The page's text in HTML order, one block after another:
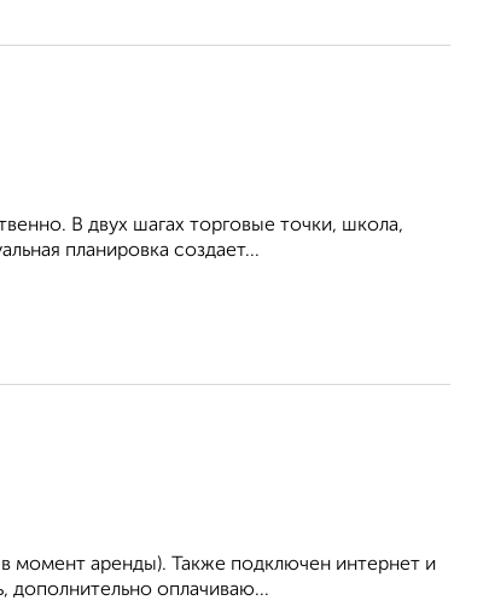
В двух шагах торговые точки, школа,
планировка создает...
момент аренды). Также подключен интернет и
дополнительно оплачиваю...